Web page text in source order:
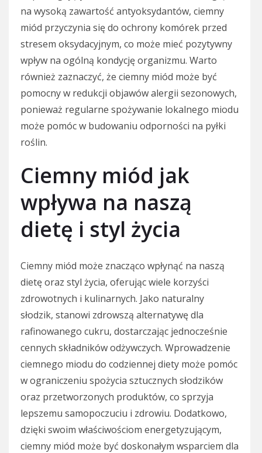
na wysoką zawartość antyoksydantów, ciemny
miód przyczynia się do ochrony komórek przed
stresem oksydacyjnym, co może mieć pozytywny
wpływ na ogólną kondycję organizmu. Warto
również zaznaczyć, że ciemny miód może być
pomocny w redukcji objawów alergii sezonowych,
ponieważ regularne spożywanie lokalnego miodu
może pomóc w budowaniu odporności na pyłki
roślin.
Ciemny miód jak
wpływa na naszą
dietę i styl życia
Ciemny miód może znacząco wpłynąć na naszą
dietę oraz styl życia, oferując wiele korzyści
zdrowotnych i kulinarnych. Jako naturalny
słodzik, stanowi zdrowszą alternatywę dla
rafinowanego cukru, dostarczając jednocześnie
cennych składników odżywczych. Wprowadzenie
ciemnego miodu do codziennej diety może pomóc
w ograniczeniu spożycia sztucznych słodzików
oraz przetworzonych produktów, co sprzyja
lepszemu samopoczuciu i zdrowiu. Dodatkowo,
dzięki swoim właściwościom energetyzującym,
ciemny miód może być doskonałym wsparciem dla